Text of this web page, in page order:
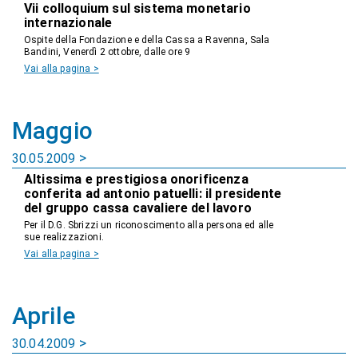
Vii colloquium sul sistema monetario
internazionale
Ospite della Fondazione e della Cassa a Ravenna, Sala
Bandini, Venerdì 2 ottobre, dalle ore 9
Vai alla pagina >
Maggio
30.05.2009
Altissima e prestigiosa onorificenza
conferita ad antonio patuelli: il presidente
del gruppo cassa cavaliere del lavoro
Per il D.G. Sbrizzi un riconoscimento alla persona ed alle
sue realizzazioni.
Vai alla pagina >
Aprile
30.04.2009